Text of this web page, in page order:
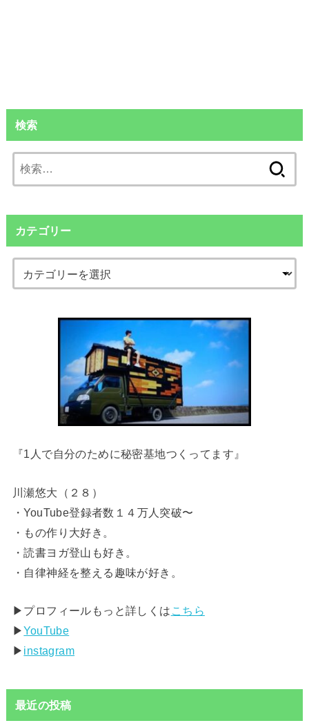
検索
索:
カテゴリー
『1人で自分のために秘密基地つくってます』
川瀬悠大（２８）
・YouTube登録者数１４万人突破〜
・もの作り大好き。
・読書ヨガ登山も好き。
・自律神経を整える趣味が好き。
▶︎プロフィールもっと詳しくは こちら
▶︎YouTube
▶︎ instagram
最近の投稿